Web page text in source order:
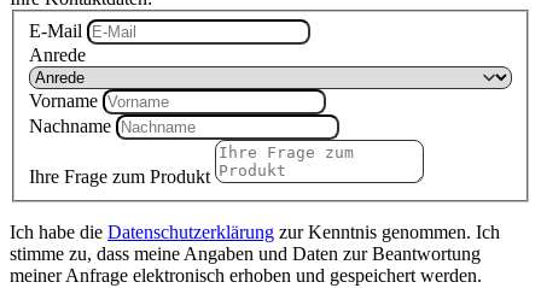
E-Mail
Anrede
Vorname
Nachname
Ihre Frage zum Produkt
Ich habe die Datenschutzerklärung zur Kenntnis genommen. Ich
stimme zu, dass meine Angaben und Daten zur Beantwortung
meiner Anfrage elektronisch erhoben und gespeichert werden.